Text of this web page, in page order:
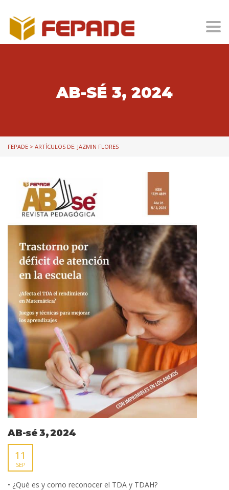
AB-SÉ 3, 2024
FEPADE > ARTÍCULOS DE: JAZMIN FLORES
AB-sé 3, 2024
11
SEP
• ¿Qué es y como reconocer el TDA y TDAH?